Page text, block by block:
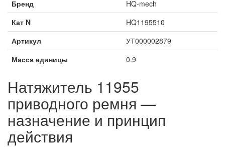
Бренд
HQ-mech
Кат N
HQ1195510
Артикул
УТ000002879
Масса единицы
0.9
Натяжитель 11955
приводного ремня —
назначение и принцип
действия